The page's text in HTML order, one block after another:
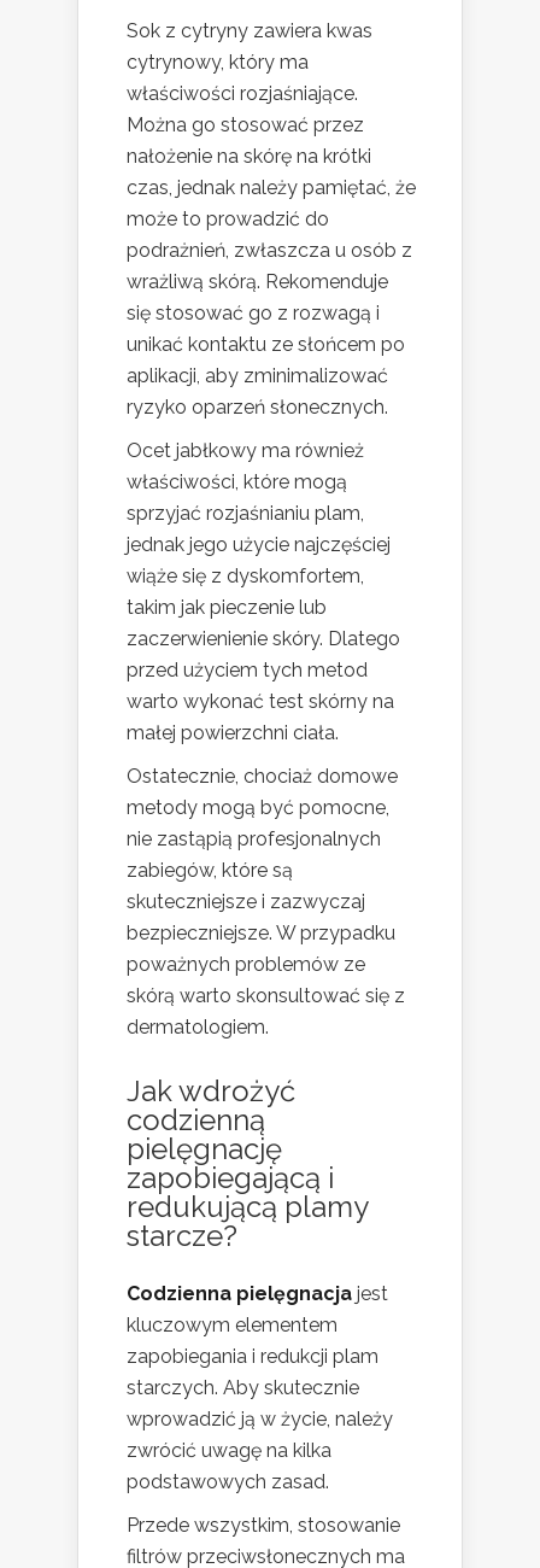
Sok z cytryny zawiera kwas
cytrynowy, który ma
właściwości rozjaśniające.
Można go stosować przez
nałożenie na skórę na krótki
czas, jednak należy pamiętać, że
może to prowadzić do
podrażnień, zwłaszcza u osób z
wrażliwą skórą. Rekomenduje
się stosować go z rozwagą i
unikać kontaktu ze słońcem po
aplikacji, aby zminimalizować
ryzyko oparzeń słonecznych.
Ocet jabłkowy ma również
właściwości, które mogą
sprzyjać rozjaśnianiu plam,
jednak jego użycie najczęściej
wiąże się z dyskomfortem,
takim jak pieczenie lub
zaczerwienienie skóry. Dlatego
przed użyciem tych metod
warto wykonać test skórny na
małej powierzchni ciała.
Ostatecznie, chociaż domowe
metody mogą być pomocne,
nie zastąpią profesjonalnych
zabiegów, które są
skuteczniejsze i zazwyczaj
bezpieczniejsze. W przypadku
poważnych problemów ze
skórą warto skonsultować się z
dermatologiem.
Jak wdrożyć
codzienną
pielęgnację
zapobiegającą i
redukującą plamy
starcze?
Codzienna pielęgnacja jest
kluczowym elementem
zapobiegania i redukcji plam
starczych. Aby skutecznie
wprowadzić ją w życie, należy
zwrócić uwagę na kilka
podstawowych zasad.
Przede wszystkim, stosowanie
filtrów przeciwsłonecznych ma